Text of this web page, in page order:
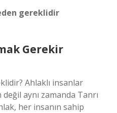
gereklidir
Gerekir
Ahlaklı insanlar
aynı zamanda Tanrı
her insanın sahip